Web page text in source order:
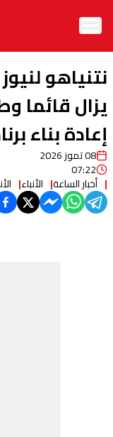
الأخبار
آراء
فيديو
مواقف
وليد جنبلاط
نتنياهو
يزال قائما
إعادة بناء
08 تموز 2026
07:22
أخبار الساعة الأنباء